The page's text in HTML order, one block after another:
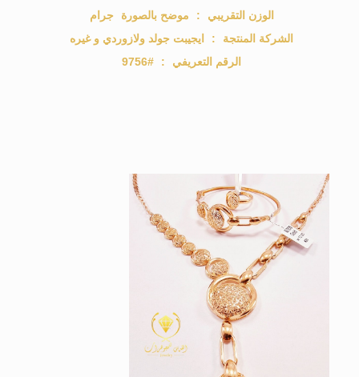
الوزن التقريبي
: موضح بالصورة
جرام
الشركة المنتجة
:
ايجيبت جولد ولازوردي و غيره
الرقم التعريفي
:
#9756